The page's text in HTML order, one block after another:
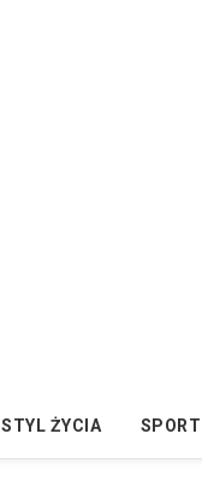
STYL ŻYCIA SPORT